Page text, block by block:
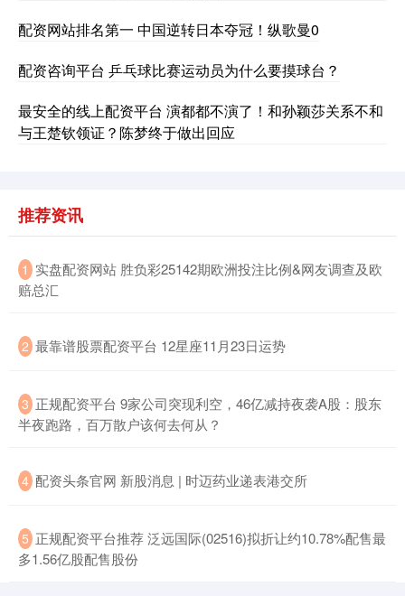
北证50 1122.62 -11.62
创业板指 3479.15 -83.97 -2.36%
配资网站排名第一 中国逆转日本夺冠！纵歌曼0
配资咨询平台 乒乓球比赛运动员为什么要摸球台？
最安全的线上配资平台 演都都不演了！和孙颖莎关系不和
与王楚钦领证？陈梦终于做出回应
推荐资讯
1 ​实盘配资网站 胜负彩25142期欧洲投注比例&网友调查及欧
赔总汇
2 ​最靠谱股票配资平台 12星座11月23日运势
3 ​正规配资平台 9家公司突现利空，46亿减持夜袭A股：股东
半夜跑路，百万散户该何去何从？
4 ​配资头条官网 新股消息 | 时迈药业递表港交所
5 ​正规配资平台推荐 泛远国际(02516)拟折让约10.78%配售最
多1.56亿股配售股份